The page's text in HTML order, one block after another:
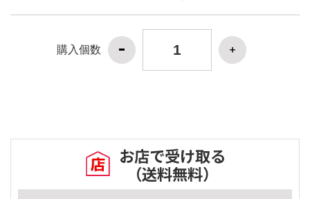
購入個数
お店で受け取る
（送料無料）